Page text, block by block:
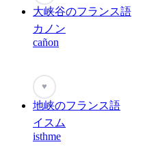
大峡谷のフランス語
カノン
cañon
♥
地峡のフランス語
イスム
isthme